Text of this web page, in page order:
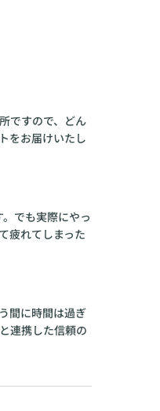
ですので、どん
をお届けいたし
でも実際にやっ
疲れてしまった
間に時間は過ぎ
連携した信頼の